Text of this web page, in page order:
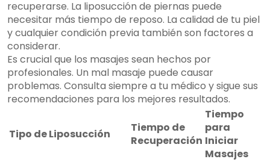
recuperarse. La liposucción de piernas puede
necesitar más tiempo de reposo. La calidad de tu piel
y cualquier condición previa también son factores a
considerar.
Es crucial que los masajes sean hechos por
profesionales. Un mal masaje puede causar
problemas. Consulta siempre a tu médico y sigue sus
recomendaciones para los mejores resultados.
Tipo de Liposucción
Tiempo de
Recuperación
Tiempo
para
Iniciar
Masajes